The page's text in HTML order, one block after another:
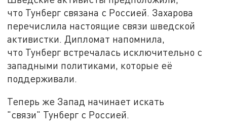
что Тунберг связана с Россией. Захарова
перечислила настоящие связи шведской
активистки. Дипломат напомнила,
что Тунберг встречалась исключительно с
западными политиками, которые её
поддерживали.
Теперь же Запад начинает искать
"связи" Тунберг с Россией.